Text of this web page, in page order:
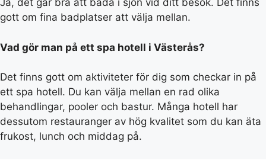
Ja, det går bra att bada i sjön vid ditt besök. Det finns
gott om fina badplatser att välja mellan.
Vad gör man på ett spa hotell i Västerås?
Det finns gott om aktiviteter för dig som checkar in på
ett spa hotell. Du kan välja mellan en rad olika
behandlingar, pooler och bastur. Många hotell har
dessutom restauranger av hög kvalitet som du kan äta
frukost, lunch och middag på.